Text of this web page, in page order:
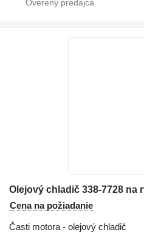
Olejový chladič 338-7728 na
Cena na požiadanie
Časti motora - olejový chladič